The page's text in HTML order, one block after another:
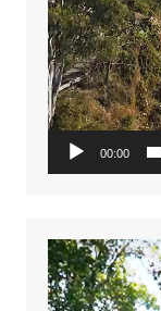
00:00
Video
Player